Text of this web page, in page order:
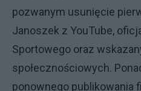
pozwanym usunięcie
Janoszek z YouTube,
Sportowego oraz
społecznościowych.
ponownego publikowania